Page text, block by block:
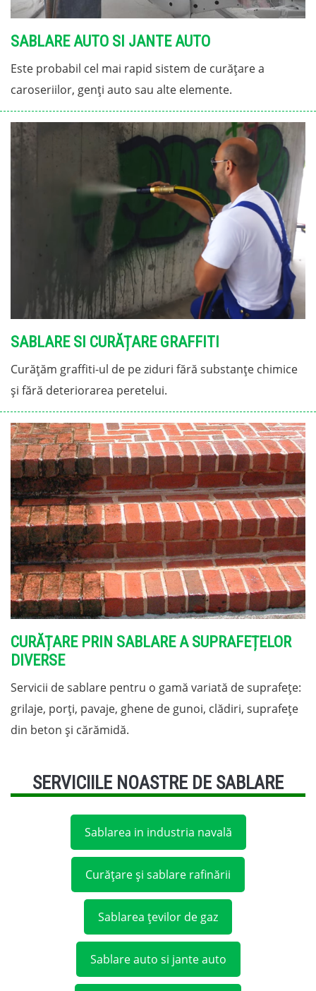
SABLARE AUTO SI JANTE AUTO
Este probabil cel mai rapid sistem de curățare a
caroseriilor, genți auto sau alte elemente.
SABLARE SI CURĂȚARE GRAFFITI
Curățăm graffiti-ul de pe ziduri fără substanțe chimice
și fără deteriorarea peretelui.
CURĂȚARE PRIN SABLARE A SUPRAFEȚELOR
DIVERSE
Servicii de sablare pentru o gamă variată de suprafețe:
grilaje, porți, pavaje, ghene de gunoi, clădiri, suprafețe
din beton și cărămidă.
SERVICIILE NOASTRE DE SABLARE
Sablarea in industria navală
Curățare și sablare rafinării
Sablarea țevilor de gaz
Sablare auto si jante auto